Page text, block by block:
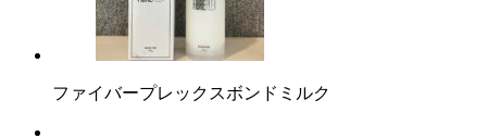
ファイバープレックスボンドミルク